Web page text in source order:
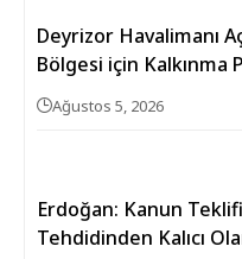
Deyrizor Havalimanı
Bölgesi için Kalkınma
Ağustos 5, 2026
Erdoğan: Kanun
Tehdidinden Kalıcı